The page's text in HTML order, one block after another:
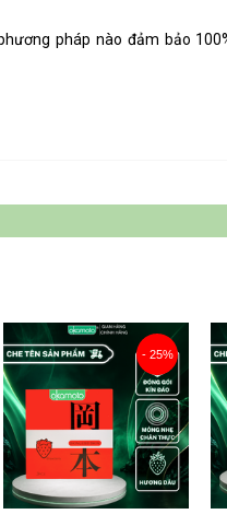
pháp nào đảm bảo
- 25%